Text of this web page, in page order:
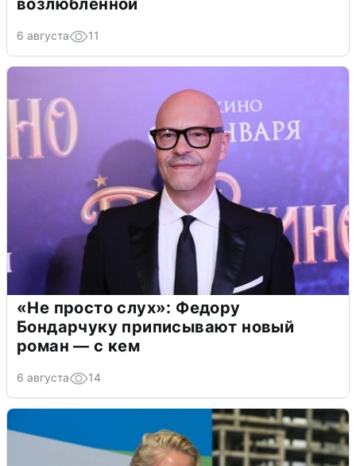
6 августа 11
«Не просто слух»: Федору
Бондарчуку приписывают новый
роман — с кем
6 августа 14